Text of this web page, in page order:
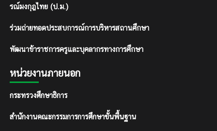
รณ์มงกุฎไทย (ป.ม.)
ร่วมถ่ายทอดประสบการณ์การบริหารสถานศึกษา
พัฒนาข้าราชการครูและบุคลากรทางการศึกษา
หน่วยงานภายนอก
กระทรวงศึกษาธิการ
สำนักงานคณะกรรมการการศึกษาขั้นพื้นฐาน